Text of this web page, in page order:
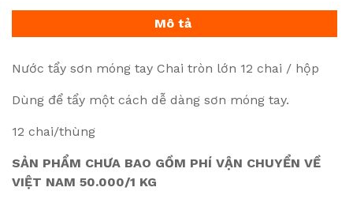
Mô tả
Nước tẩy sơn móng tay Chai tròn lớn 12 chai / hộp
Dùng để tẩy một cách dễ dàng sơn móng tay.
12 chai/thùng
SẢN PHẨM CHƯA BAO GỒM PHÍ VẬN CHUYỂN VỀ
VIỆT NAM 50.000/1 KG